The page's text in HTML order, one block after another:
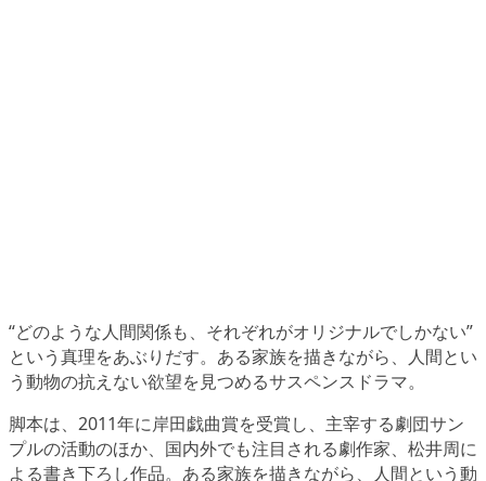
“どのような人間関係も、それぞれがオリジナルでしかない”
という真理をあぶりだす。ある家族を描きながら、人間とい
う動物の抗えない欲望を見つめるサスペンスドラマ。
脚本は、2011年に岸田戯曲賞を受賞し、主宰する劇団サン
プルの活動のほか、国内外でも注目される劇作家、松井周に
よる書き下ろし作品。ある家族を描きながら、人間という動